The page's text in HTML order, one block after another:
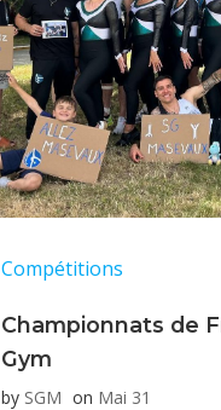
Compétitions
Championnats de
Gym
by SGM on Mai 31